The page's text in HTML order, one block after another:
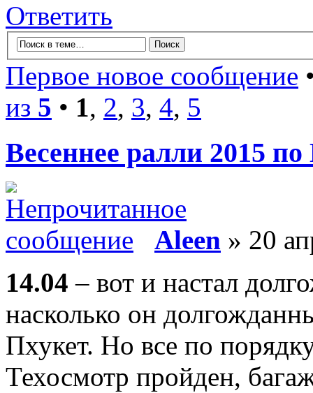
Ответить
Первое новое сообщение
из 5 • 1, 2, 3, 4, 5
Весеннее ралли 2015
Aleen » 20
14.04– вот и настал
насколько он
Пхукет. Но все по
Техосмотр пройден,